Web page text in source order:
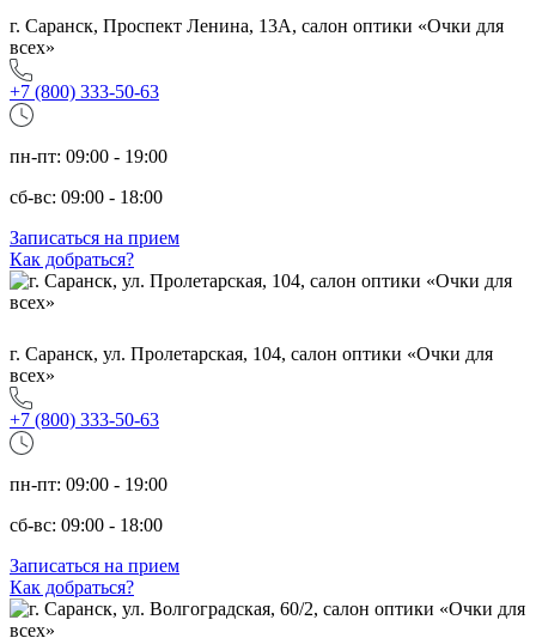
г. Саранск, Проспект Ленина, 13А, салон оптики «Очки для
всех»
+7 (800) 333-50-63
пн-пт: 09:00 - 19:00
сб-вс: 09:00 - 18:00
Записаться на прием
Как добраться?
г. Саранск, ул. Пролетарская, 104, салон оптики «Очки для
всех»
+7 (800) 333-50-63
пн-пт: 09:00 - 19:00
сб-вс: 09:00 - 18:00
Записаться на прием
Как добраться?